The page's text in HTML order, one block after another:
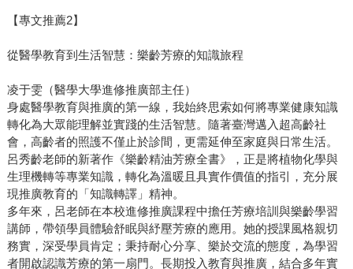
【專文推薦2】
從醫學教育到生活智慧：樂齡芳療的知識旅程
凌于雯（醫學大學進修推廣部主任）
身處醫學教育與推廣的第一線，我始終思索如何將專業健康知識
轉化為大眾能理解並實踐的生活智慧。隨著臺灣邁入超高齡社
會，高齡者的照護不僅止於診間，更需延伸至家庭與日常生活。
呂秀齡老師的新著作《樂齡精油芳療全書》，正是將植物化學與
生理機轉等專業知識，轉化為溫暖且具實作價值的指引，充分展
現推廣教育的「知識轉譯」精神。
多年來，呂老師在本校進修推廣課程中擔任芳療培訓與樂齡學習
講師，帶領學員體驗舒眠與紓壓芳療的應用。她的授課風格親切
務實，深受學員肯定；秉持耐心分享、樂於交流的態度，為學習
者開啟認識芳療的第一扇門。長期投入教育與推廣，結合多年實